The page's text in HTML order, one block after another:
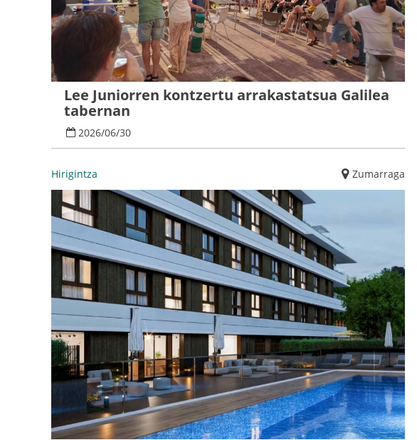
Lee Juniorren kontzertu arrakastatsua Galilea
tabernan
2026/06/30
Hirigintza Zumarraga